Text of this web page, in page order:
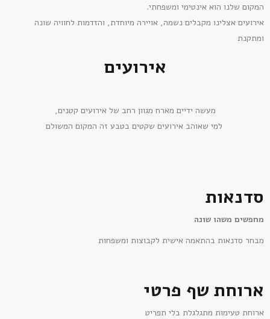
המקום שלנו הוא אינטימי ומשפחתי.
אירועים אצלינו מקבלים נשמה, אויירה מיוחדת, והזדמות לחוויה שונה
ומתקנת
אירועים
מעשה ידיים מארח מגוון רחב של אירועים קטנים,
למי שאוהב אירועים שקטים בטבע זה המקום המשולם
סדנאות
מחפשים משהו שונה
מבחר סדנאות בהתאמה אישית לקבוצות ומשפחות
ארוחת שף פרטי
ארוחת טעימות מתגלגלת בלי תפריט